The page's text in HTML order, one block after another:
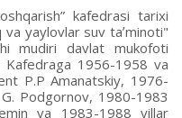
kafedrasi tarixi
yaylovlar suv taʼminoti"
mudiri davlat mukofoti
1956-1958 va
P.P Аmanatskiy, 1976-
Podgornov, 1980-1983
va 1983-1988 yillar